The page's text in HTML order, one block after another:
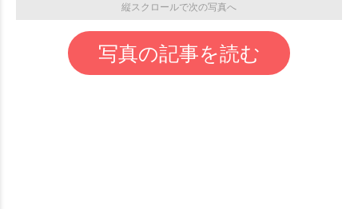
縦スクロールで次の写真へ
写真の記事を読む